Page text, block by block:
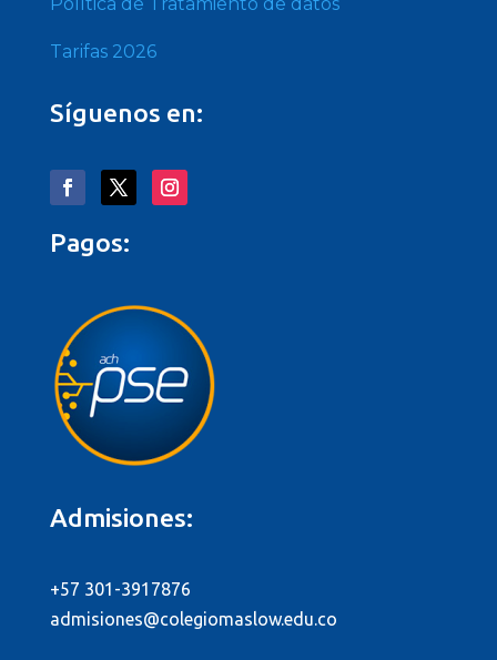
Política de Tratamiento de datos
Tarifas 2026
Síguenos en:
Pagos:
Admisiones:
+57 301-3917876
admisiones@colegiomaslow.edu.co